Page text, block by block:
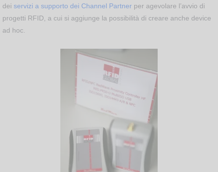
dei servizi a supporto dei Channel Partner per agevolare l’avvio di
progetti RFID, a cui si aggiunge la possibilità di creare anche device
ad hoc.